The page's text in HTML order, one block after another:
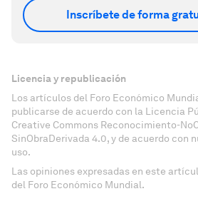
Inscríbete de forma
Licencia y republicación
Los artículos del Foro Económico
publicarse de acuerdo con la Licencia
Creative Commons Reconocimiento-
SinObraDerivada 4.0, y de acuerdo con
uso.
Las opiniones expresadas en este
del Foro Económico Mundial.